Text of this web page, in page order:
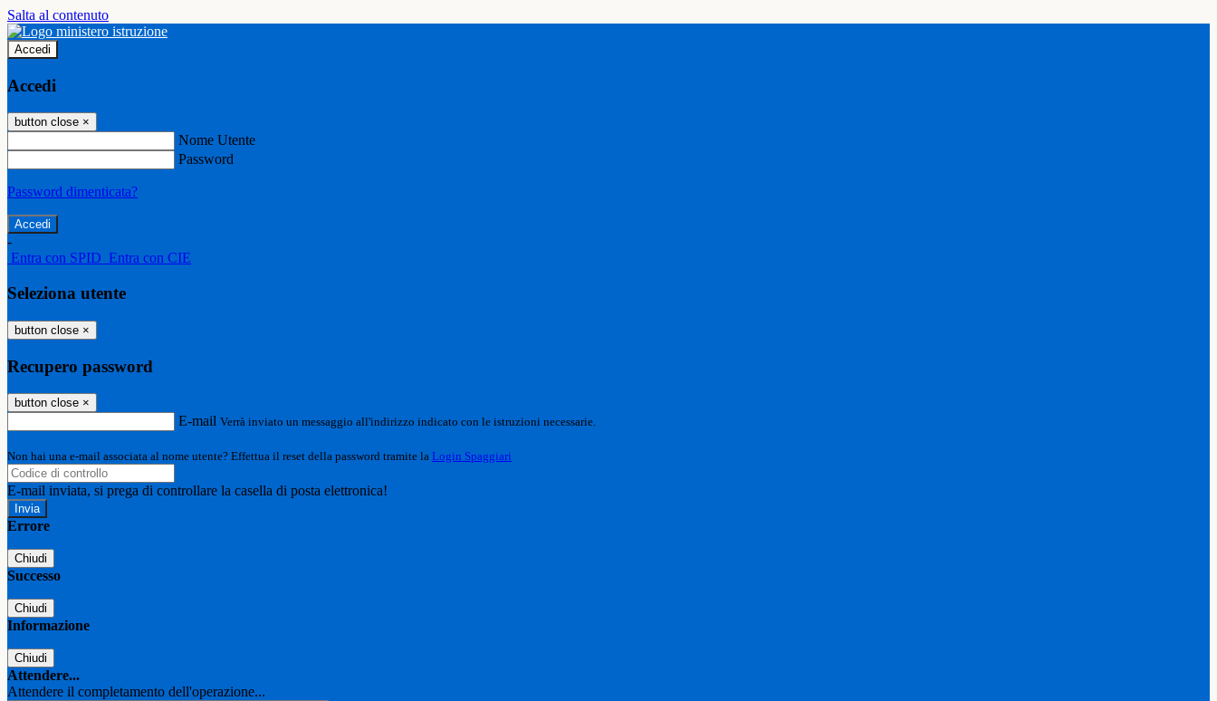
Salta al contenuto
Accedi
Accedi
button close ×
Nome Utente
Password
Password dimenticata?
-
Entra con SPID Entra con CIE
Seleziona utente
button close ×
Recupero password
button close ×
E-mail Verrà inviato un messaggio all'indirizzo indicato con le istruzioni necessarie.
Non hai una e-mail associata al nome utente? Effettua il reset della password tramite la Login Spaggiari
E-mail inviata, si prega di controllare la casella di posta elettronica!
Errore
Chiudi
Successo
Chiudi
Informazione
Chiudi
Attendere...
Attendere il completamento dell'operazione...